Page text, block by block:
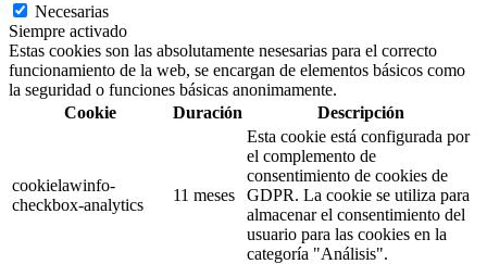
Necesarias
Siempre activado
Estas cookies son las absolutamente nesesarias para el correcto
funcionamiento de la web, se encargan de elementos básicos como
la seguridad o funciones básicas anonimamente.
Cookie
Duración Descripción
cookielawinfo-
checkbox-analytics
11 meses
Esta cookie está configurada por
el complemento de
consentimiento de cookies de
GDPR. La cookie se utiliza para
almacenar el consentimiento del
usuario para las cookies en la
categoría "Análisis".